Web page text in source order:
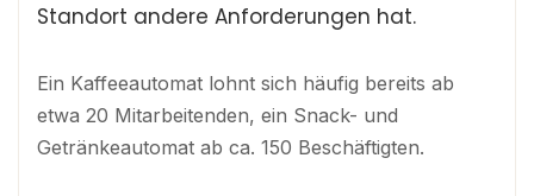
Standort andere Anforderungen hat.
Ein Kaffeeautomat lohnt sich häufig bereits ab
etwa 20 Mitarbeitenden, ein Snack- und
Getränkeautomat ab ca. 150 Beschäftigten.